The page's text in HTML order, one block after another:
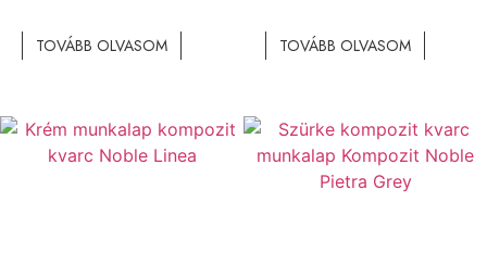
TOVÁBB OLVASOM TOVÁBB OLVASOM